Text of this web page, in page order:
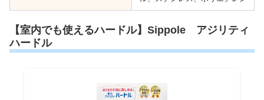
【室内でも使えるハードル】Sippole アジリティ
ハードル